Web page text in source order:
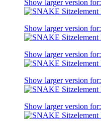
Show larger version for:
Show larger version for:
Show larger version for:
Show larger version for:
Show larger version for: